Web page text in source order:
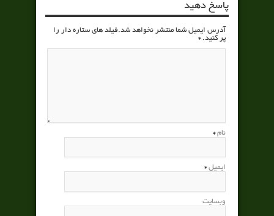
پاسخ دهید
آدرس ایمیل شما منتشر نخواهد شد.فیلد های ستاره دار را
پر کنید.*
نام *
ایمیل *
وبسایت